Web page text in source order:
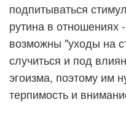
подпитываться
рутина в отношениях
возможны "уходы на
случиться и под
эгоизма, поэтому им
терпимость и